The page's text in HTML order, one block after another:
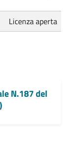
Licenza aperta
N.187 del